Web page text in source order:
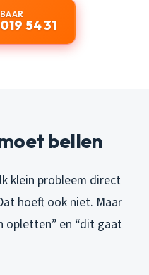
54 31
bellen
klein probleem direct
hoeft ook niet. Maar
opletten” en “dit gaat